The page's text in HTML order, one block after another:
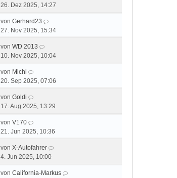
26. Dez 2025, 14:27
von Gerhard23
27. Nov 2025, 15:34
von WD 2013
10. Nov 2025, 10:04
von Michi
20. Sep 2025, 07:06
von Goldi
17. Aug 2025, 13:29
von V170
21. Jun 2025, 10:36
von X-Autofahrer
4. Jun 2025, 10:00
von California-Markus